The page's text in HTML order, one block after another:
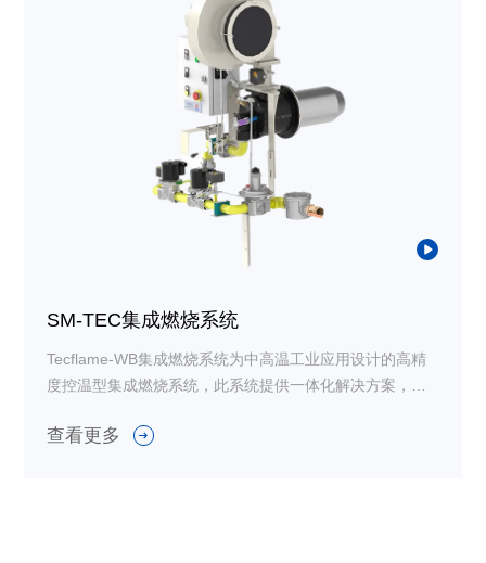
SM-TEC集成燃烧系统
Tecflame-WB集成燃烧系统为中高温工业应用设计的高精
度控温型集成燃烧系统，此系统提供一体化解决方案，集
备。
查看更多